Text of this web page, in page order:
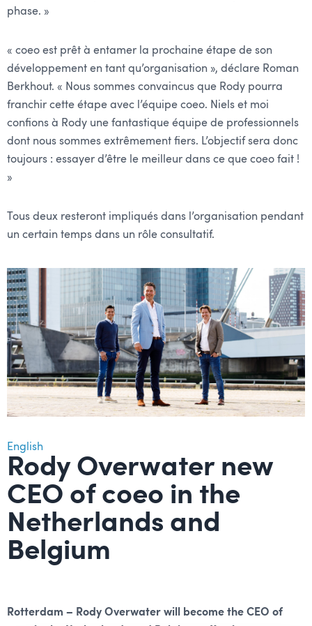
phase. »
« coeo est prêt à entamer la prochaine étape de son
développement en tant qu’organisation », déclare Roman
Berkhout. « Nous sommes convaincus que Rody pourra
franchir cette étape avec l’équipe coeo. Niels et moi
confions à Rody une fantastique équipe de professionnels
dont nous sommes extrêmement fiers. L’objectif sera donc
toujours : essayer d’être le meilleur dans ce que coeo fait !
»
Tous deux resteront impliqués dans l’organisation pendant
un certain temps dans un rôle consultatif.
English
Rody Overwater new
CEO of coeo in the
Netherlands and
Belgium
Rotterdam – Rody Overwater will become the CEO of